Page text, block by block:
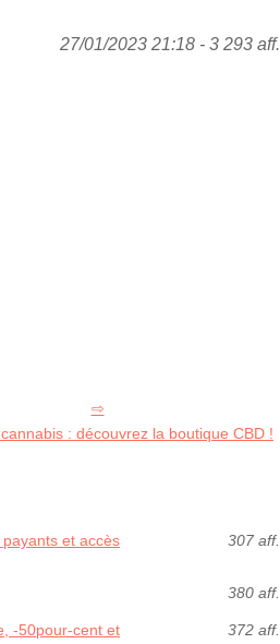
27/01/2023 21:18 - 3 293 aff.
: découvrez la boutique CBD !
et accès
307 aff.
380 aff.
-50pour-cent et
372 aff.